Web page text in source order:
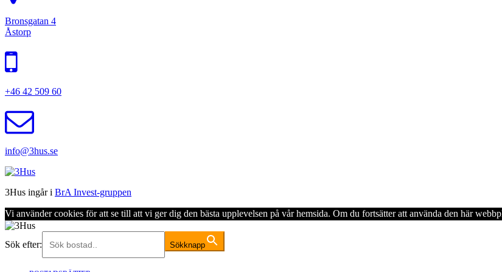
Bronsgatan 4
Åstorp
+46 42 509 60
info@3hus.se
3Hus ingår i BrA Invest-gruppen
Vi använder cookies för att se till att vi ger dig den bästa upplevelsen på vår hemsida. Om du fortsätter att använda den här
Sök efter: Sökknapp